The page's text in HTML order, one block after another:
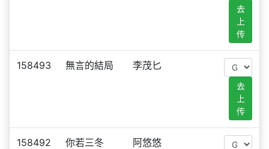
去
上
传
158493 無言的結局 李茂匕
去
上
传
158492 你若三冬 阿悠悠